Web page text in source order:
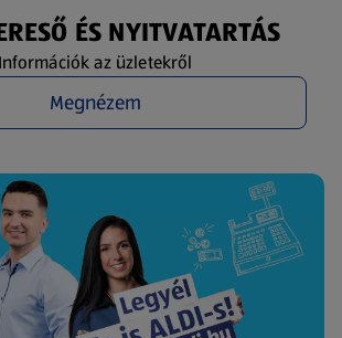
ÉS NYITVATARTÁS
Információk az üzletekről
Megnézem